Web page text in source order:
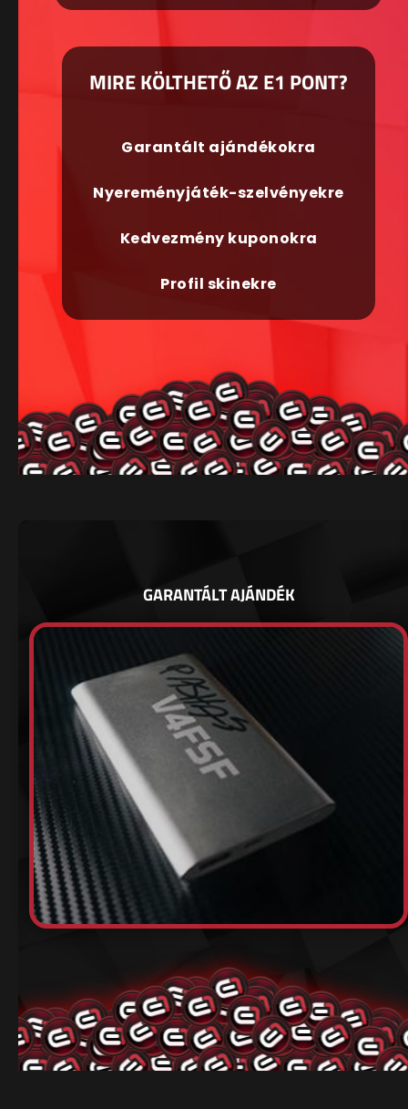
MIRE KÖLTHETŐ AZ E1 PONT?
Garantált ajándékokra
Nyereményjáték-szelvényekre
Kedvezmény kuponokra
Profil skinekre
GARANTÁLT AJÁNDÉK